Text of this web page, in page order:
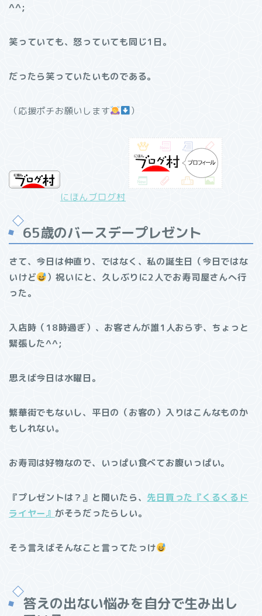
^^;
笑っていても、怒っていても同じ1日。
だったら笑っていたいものである。
（応援ポチお願いします ）
にほんブログ村
65歳のバースデープレゼント
さて、今日は仲直り、ではなく、私の誕生日（今日ではな
いけど
）祝いにと、久しぶりに2人でお寿司屋さんへ行
った。
入店時（18時過ぎ）、お客さんが誰1人おらず、ちょっと
緊張した^^;
思えば今日は水曜日。
繁華街でもないし、平日の（お客の）入りはこんなものか
もしれない。
お寿司は好物なので、いっぱい食べてお腹いっぱい。
『プレゼントは？』と聞いたら、 先日買った『くるくるド
ライヤー』 がそうだったらしい。
そう言えばそんなこと言ってたっけ
答えの出ない悩みを自分で生み出し